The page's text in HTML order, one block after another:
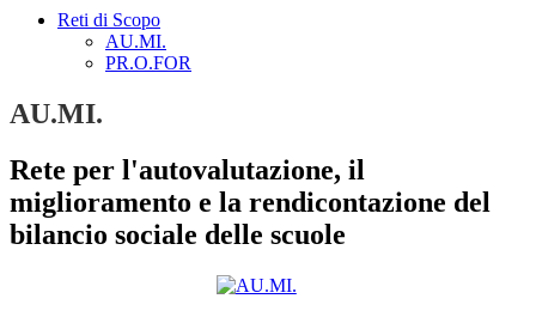
Reti di Scopo
AU.MI.
PR.O.FOR
AU.MI.
Rete per l'autovalutazione, il
miglioramento e la rendicontazione del
bilancio sociale delle scuole